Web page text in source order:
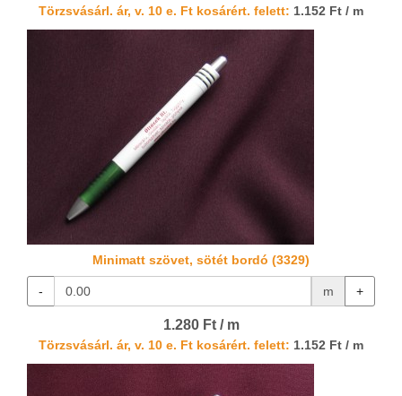
Törzsvásárl. ár, v. 10 e. Ft kosárért. felett: 1.152 Ft / m
Minimatt szövet, sötét bordó (3329)
- m +
1.280 Ft / m
Törzsvásárl. ár, v. 10 e. Ft kosárért. felett: 1.152 Ft / m